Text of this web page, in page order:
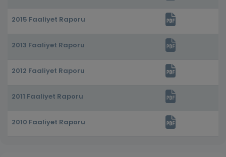
2015 Faaliyet Raporu
2013 Faaliyet Raporu
2012 Faaliyet Raporu
2011 Faaliyet Raporu
2010 Faaliyet Raporu